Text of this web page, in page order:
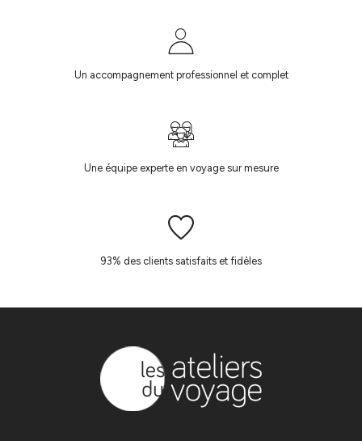
Un accompagnement professionnel et complet
Une équipe experte en voyage sur mesure
93% des clients satisfaits et fidèles